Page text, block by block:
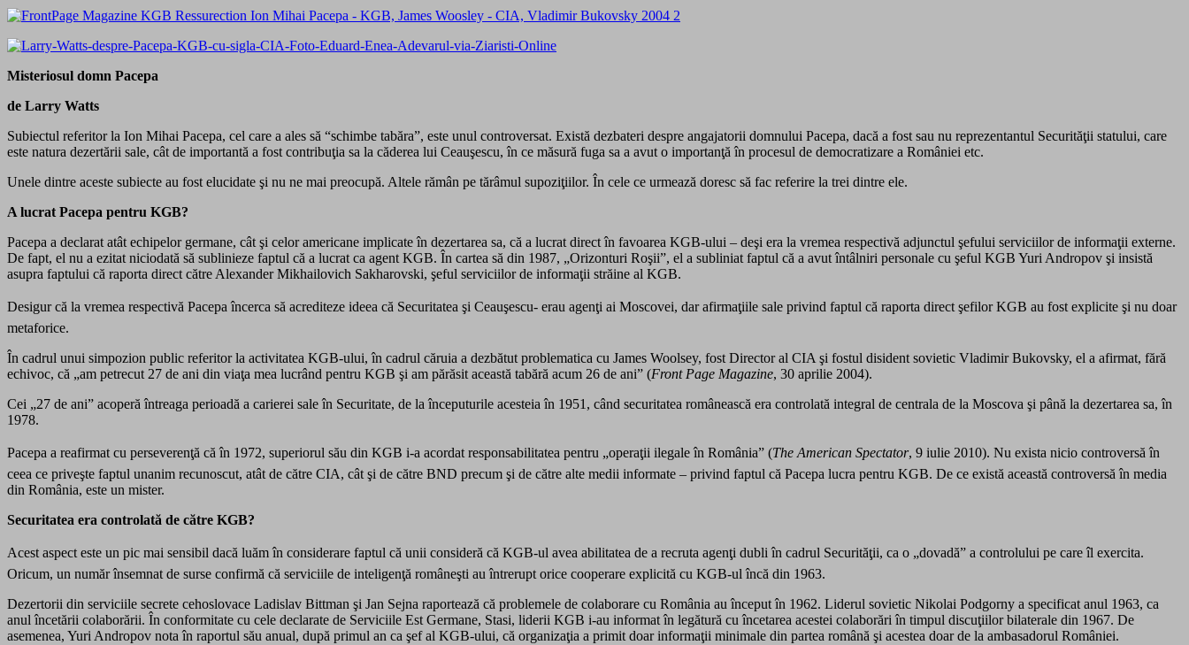
Misteriosul domn Pacepa
de Larry Watts
Subiectul referitor la Ion Mihai Pacepa, cel care a ales să “schimbe tabăra”, este unul controversat. Există dezbateri despre angajatorii domnului Pacepa, dacă a fost sau nu reprezentantul Securităţii statului, care
este natura dezertării sale, cât de importantă a fost contribuţia sa la căderea lui Ceauşescu, în ce măsură fuga sa a avut o importanţă în procesul de democratizare a României etc.
Unele dintre aceste subiecte au fost elucidate şi nu ne mai preocupă. Altele rămân pe tărâmul supoziţiilor. În cele ce urmează doresc să fac referire la trei dintre ele.
A lucrat Pacepa pentru KGB?
Pacepa a declarat atât echipelor germane, cât şi celor americane implicate în dezertarea sa, că a lucrat direct în favoarea KGB-ului – deşi era la vremea respectivă adjunctul şefului serviciilor de informaţii externe.
De fapt, el nu a ezitat niciodată să sublinieze faptul că a lucrat ca agent KGB. În cartea să din 1987, „Orizonturi Roşii”, el a subliniat faptul că a avut întâlniri personale cu şeful KGB Yuri Andropov şi insistă
asupra faptului că raporta direct către Alexander Mikhailovich Sakharovski, şeful serviciilor de informaţii străine al KGB.
Desigur că la vremea respectivă Pacepa încerca să acrediteze ideea că Securitatea şi Ceauşescu- erau agenţi ai Moscovei, dar afirmaţiile sale privind faptul că raporta direct şefilor KGB au fost explicite şi nu doar
metaforice.
În cadrul unui simpozion public referitor la activitatea KGB-ului, în cadrul căruia a dezbătut problematica cu James Woolsey, fost Director al CIA şi fostul disident sovietic Vladimir Bukovsky, el a afirmat, fără
echivoc, că „am petrecut 27 de ani din viaţa mea lucrând pentru KGB şi am părăsit această tabără acum 26 de ani” (Front Page Magazine, 30 aprilie 2004).
Cei „27 de ani” acoperă întreaga perioadă a carierei sale în Securitate, de la începuturile acesteia în 1951, când securitatea românească era controlată integral de centrala de la Moscova şi până la dezertarea sa, în
1978.
Pacepa a reafirmat cu perseverenţă că în 1972, superiorul său din KGB i-a acordat responsabilitatea pentru „operaţii ilegale în România” (The American Spectator, 9 iulie 2010). Nu exista nicio controversă în
ceea ce priveşte faptul unanim recunoscut, atât de către CIA, cât şi de către BND precum şi de către alte medii informate – privind faptul că Pacepa lucra pentru KGB. De ce există această controversă în media
din România, este un mister.
Securitatea era controlată de către KGB?
Acest aspect este un pic mai sensibil dacă luăm în considerare faptul că unii consideră că KGB-ul avea abilitatea de a recruta agenţi dubli în cadrul Securităţii, ca o „dovadă” a controlului pe care îl exercita.
Oricum, un număr însemnat de surse confirmă că serviciile de inteligenţă româneşti au întrerupt orice cooperare explicită cu KGB-ul încă din 1963.
Dezertorii din serviciile secrete cehoslovace Ladislav Bittman şi Jan Sejna raportează că problemele de colaborare cu România au început în 1962. Liderul sovietic Nikolai Podgorny a specificat anul 1963, ca
anul încetării colaborării. În conformitate cu cele declarate de Serviciile Est Germane, Stasi, liderii KGB i-au informat în legătură cu încetarea acestei colaborări în timpul discuţiilor bilaterale din 1967. De
asemenea, Yuri Andropov nota în raportul său anual, după primul an ca şef al KGB-ului, că organizaţia a primit doar informaţii minimale din partea română şi acestea doar de la ambasadorul României.